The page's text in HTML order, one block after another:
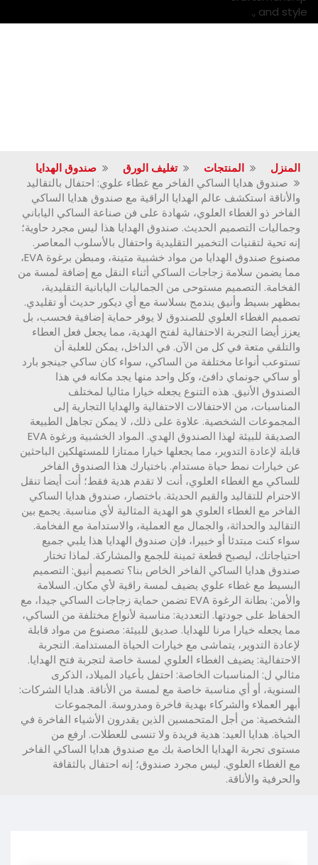
المنزل المنتجات تغليف الورق
صندوق الهدايا
صندوق هدايا الساكي الفاخر مع غطاء علوي: احتفال بالتقاليد
والأناقة استكشف عالم الهدايا الراقية مع صندوق هدايا الساكي
الفاخر ذو الغطاء العلوي، شهادة على فن صناعة الساكي الياباني
وجماليات التصميم الحديث. صندوق الهدايا هذا ليس مجرد حاوية؛
إنه تحية لتقنيات التخمير التقليدية واحتفال بالأسلوب المعاصر.
مصنوع صندوق الهدايا من مواد خشبية متينة، ومبطن برغوة EVA،
مما يضمن سلامة زجاجات الساكي أثناء النقل مع إضافة لمسة من
الفخامة. التصميم مستوحى من الجماليات اليابانية التقليدية،
بمظهر بسيط وأنيق يندمج بسلاسة مع أي ديكور حديث أو تقليدي.
تصميم الغطاء العلوي للصندوق لا يوفر حماية إضافية فحسب، بل
يعزز أيضا التجربة الاحتفالية لفتح الهدية، مما يجعل فعل العطاء
والتلقي متعة في كل من الآن. في الداخل، يمكن للعلبة أن
تستوعب أنواعا مختلفة من الساكي، سواء كان ساكي جينجو بارد
أو ساكي جونماي دافئ، وكل واحد منها يجد مكانه في هذا
الصندوق الأنيق. هذه التنوع يجعله خيارا مثاليا لمختلف
المناسبات، من الاحتفالات الاحتفالية والهدايا التجارية إلى
المجموعات الشخصية. علاوة على ذلك، لا يمكن تجاهل الطبيعة
الصديقة للبيئة لهذا الصندوق الهدي. المواد الخشبية ورغوة EVA
قابلة لإعادة التدوير، مما يجعلها خيارا ممتازا للمستهلكين الباحثين
عن خيارات نمط حياة مستدام. باختيارك هذا الصندوق الفاخر
للساكي مع الغطاء العلوي، أنت لا تقدم هدية فقط؛ أنت أيضا تنقل
الاحترام للتقاليد والقيم الحديثة. باختصار، صندوق هدايا الساكي
الفاخر مع الغطاء العلوي هو الهدية المثالية لأي مناسبة. يجمع بين
التقاليد والحداثة، والجمال مع العملية، والاستدامة مع الفخامة.
سواء كنت مبتدئا أو خبيرا، فإن صندوق الهدايا هذا يلبي جميع
احتياجاتك، ليصبح قطعة ثمينة للجمع والمشاركة. لماذا تختار
صندوق هدايا الساكي الفاخر الخاص بنا؟ تصميم أنيق: التصميم
البسيط مع غطاء علوي يضيف لمسة راقية لأي مكان. السلامة
والأمن: بطانة الرغوة EVA تضمن حماية زجاجات الساكي جيدا، مع
الحفاظ على جودتها. التعددية: مناسبة لأنواع مختلفة من الساكي،
مما يجعله خيارا مرنا للهدايا. صديق للبيئة: مصنوع من مواد قابلة
لإعادة التدوير، يتماشى مع خيارات الحياة المستدامة. التجربة
الاحتفالية: يضيف الغطاء العلوي لمسة خاصة لتجربة فتح الهدايا.
مثالي ل: المناسبات الخاصة: احتفل بأعياد الميلاد، الذكرى
السنوية، أو أي مناسبة خاصة مع لمسة من الأناقة. هدايا الشركات:
أبهر العملاء والشركاء بهدية فاخرة ومدروسة. المجموعات
الشخصية: من أجل المتحمسين الذين يقدرون الأشياء الفاخرة في
الحياة. هدايا العيد: هدية فريدة ولا تنسى للعطلات. ارفع من
مستوى تجربة الهدايا الخاصة بك مع صندوق هدايا الساكي الفاخر
مع الغطاء العلوي. ليس مجرد صندوق؛ إنه احتفال بالثقافة
والحرفية والأناقة.